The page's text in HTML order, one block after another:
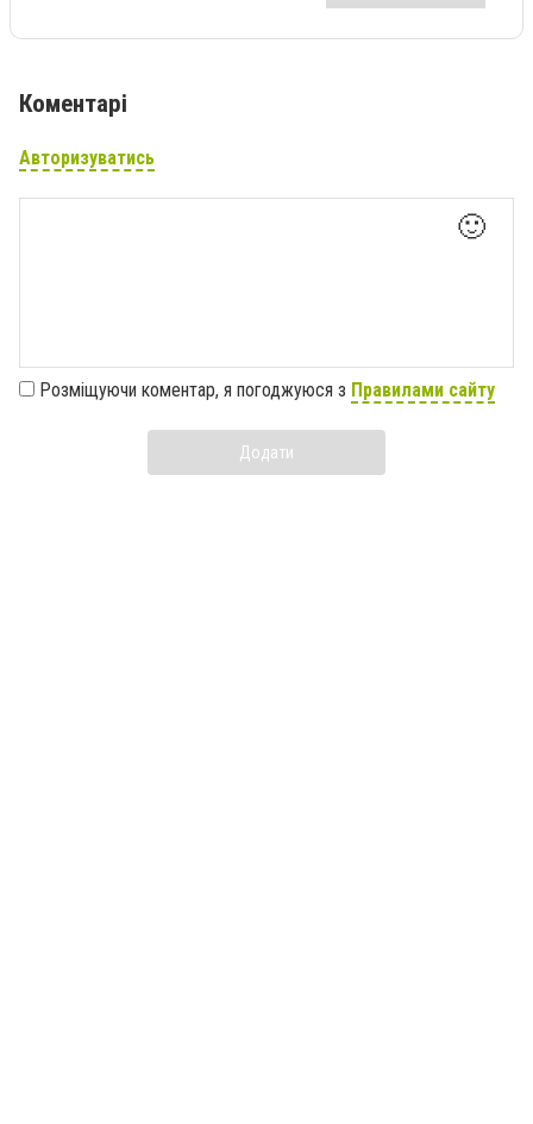
Коментарі
Авторизуватись
🙂
Розміщуючи коментар, я погоджуюся з Правилами сайту
Додати